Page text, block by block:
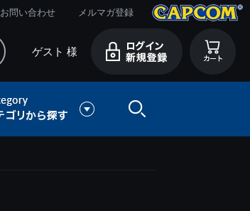
お問い合わせ メルマガ登録
ゲスト 様